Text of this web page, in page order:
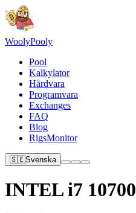
WoolyPooly
Pool
Kalkylator
Hårdvara
Programvara
Exchanges
FAQ
Blog
RigsMonitor
🇸🇪Svenska
INTEL i7 10700